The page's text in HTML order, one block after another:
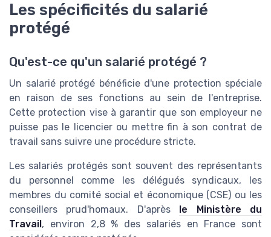
Les spécificités du salarié
protégé
Qu'est-ce qu'un salarié protégé ?
Un salarié protégé bénéficie d'une protection spéciale
en raison de ses fonctions au sein de l'entreprise.
Cette protection vise à garantir que son employeur ne
puisse pas le licencier ou mettre fin à son contrat de
travail sans suivre une procédure stricte.
Les salariés protégés sont souvent des représentants
du personnel comme les délégués syndicaux, les
membres du comité social et économique (CSE) ou les
conseillers prud'homaux. D'après le Ministère du
Travail, environ 2,8 % des salariés en France sont